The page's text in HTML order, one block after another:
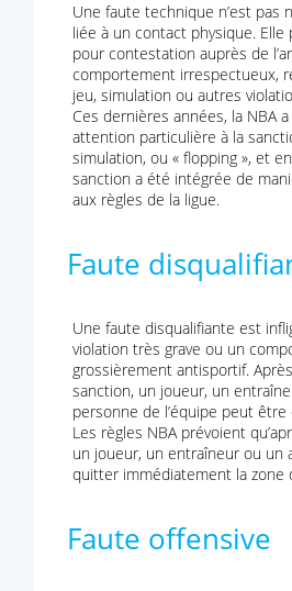
Une faute technique n’est pas
liée à un contact physique.
pour contestation auprès de
comportement irrespectueux,
jeu, simulation ou autres
Ces dernières années, la NBA
attention particulière à la
simulation, ou « flopping », et
sanction a été intégrée de
aux règles de la ligue.
Faute
Une faute disqualifiante est
violation très grave ou un
grossièrement antisportif.
sanction, un joueur, un
personne de l’équipe peut
Les règles NBA prévoient
un joueur, un entraîneur ou un
quitter immédiatement la zone
Faute offensive